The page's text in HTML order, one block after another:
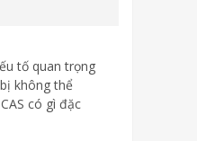
tố quan trọng
không thể
có gì đặc